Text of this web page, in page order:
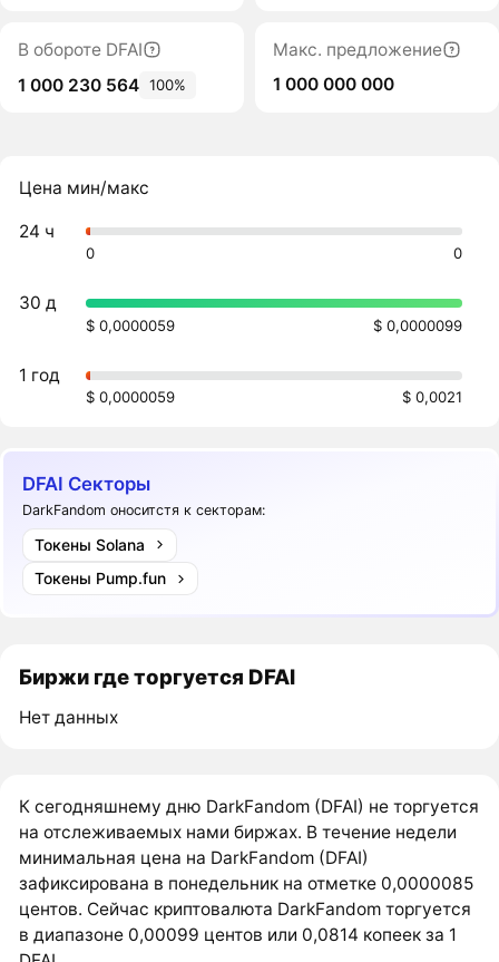
В обороте DFAI
1 000 230 564 100%
Макс. предложение
1 000 000 000
Цена мин/макс
24 ч
0 0
30 д
$ 0,0000059 $ 0,0000099
1 год
$ 0,0000059 $ 0,0021
DFAI Секторы
DarkFandom оноситстя к секторам:
Токены Solana
Токены Pump.fun
Биржи где торгуется DFAI
Нет данных
К сегодняшнему дню DarkFandom (DFAI) не торгуется
на отслеживаемых нами биржах. В течение недели
минимальная цена на DarkFandom (DFAI)
зафиксирована в понедельник на отметке 0,0000085
центов. Сейчас криптовалюта DarkFandom торгуется
в диапазоне 0,00099 центов или 0,0814 копеек за 1